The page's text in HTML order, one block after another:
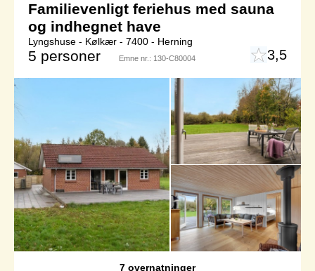
Familievenligt feriehus med sauna
og indhegnet have
Lyngshuse - Kølkær - 7400 - Herning
5 personer Emne nr.: 130-C80004 3,5
7 overnatninger